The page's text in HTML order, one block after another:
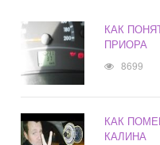
КАК
ПРИОРА
8699
КАК
КАЛИНА